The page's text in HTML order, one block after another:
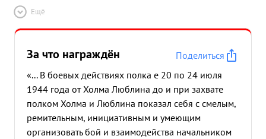
Ещё
За что награждён
Поделиться
«... В боевых действиях полка е 20 по 24 июля
1944 года от Холма Люблина до и при захвате
полком Холма и Люблина показал себя с смелым,
ремительным, инициативным и умеющим
организовать бой и взаимодейства начальником